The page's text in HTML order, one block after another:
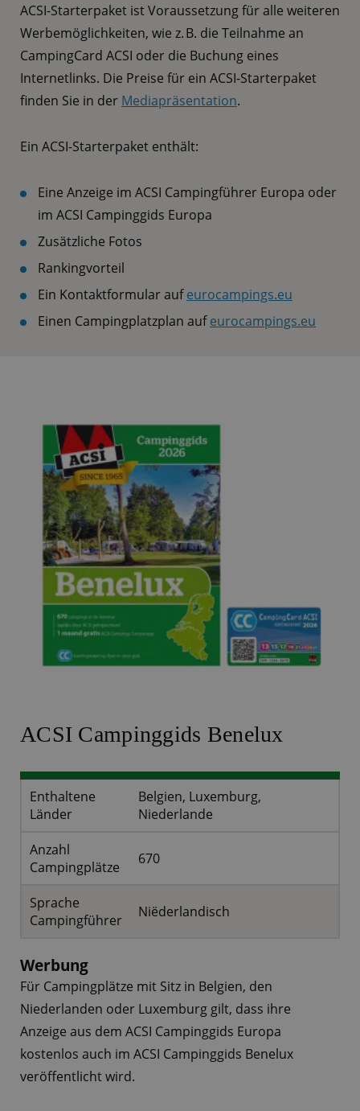
ACSI-Starterpaket ist Voraussetzung für alle weiteren
Werbemöglichkeiten, wie z. B. die Teilnahme an
CampingCard ACSI oder die Buchung eines
Internetlinks. Die Preise für ein ACSI-Starterpaket
finden Sie in der Mediapräsentation.
Ein ACSI-Starterpaket enthält:
Eine Anzeige im ACSI Campingführer Europa oder
im ACSI Campinggids Europa
Zusätzliche Fotos
Rankingvorteil
Ein Kontaktformular aufeurocampings.eu
Einen Campingplatzplan aufeurocampings.eu
ACSI Campinggids Benelux
Enthaltene
Länder
Belgien, Luxemburg,
Niederlande
Anzahl
Campingplätze
670
Sprache
Campingführer
Niëderlandisch
Werbung
Für Campingplätze mit Sitz in Belgien, den
Niederlanden oder Luxemburg gilt, dass ihre
Anzeige aus dem ACSI Campinggids Europa
kostenlos auch im ACSI Campinggids Benelux
veröffentlicht wird.